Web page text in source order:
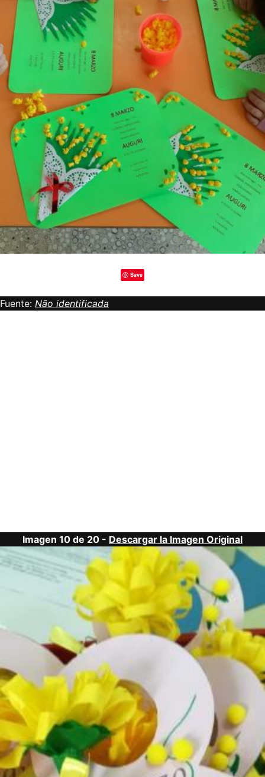
Save
Fuente: Não identificada
Imagen 10 de 20 - Descargar la Imagen Original